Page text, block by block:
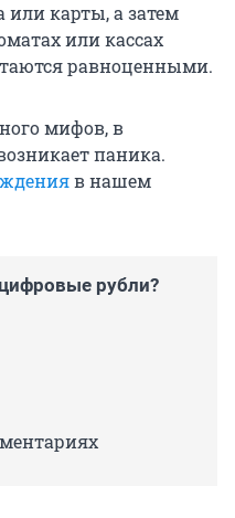
или карты, а затем
или кассах
равноценными.
мифов, в
паника.
в нашем
рубли?